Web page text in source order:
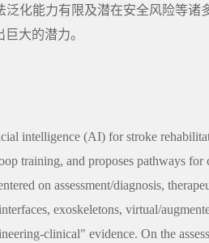
化能力有限及潜在安全风险等诸
大的潜力。
intelligence (AI) for stroke
training, and proposes pathways
on assessment/diagnosis,
exoskeletons, virtual/
clinical" evidence. On the